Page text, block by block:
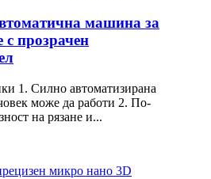
машина за
с прозрачен
1. Силно автоматизирана
може да работи 2. По-
на рязане и...